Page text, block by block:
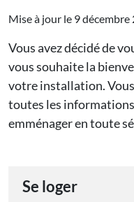
Mise à jour le 9 décembre
Vous avez décidé de
vous souhaite la
votre installation.
toutes les
emménager en toute
Se loger